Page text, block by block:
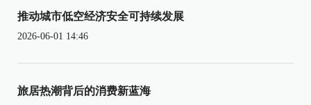
推动城市低空经济安全可持续发展
2026-06-01 14:46
旅居热潮背后的消费新蓝海